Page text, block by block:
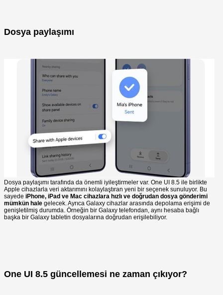
Dosya paylaşımı
Dosya paylaşımı tarafında da önemli iyileştirmeler var. One UI 8.5 ile birlikte
Apple cihazlarla veri aktarımını kolaylaştıran yeni bir seçenek sunuluyor. Bu
sayede iPhone, iPad ve Mac cihazlara hızlı ve doğrudan dosya gönderimi
mümkün hale gelecek. Ayrıca Galaxy cihazlar arasında depolama erişimi de
genişletilmiş durumda. Örneğin bir Galaxy telefondan, aynı hesaba bağlı
başka bir Galaxy tabletin dosyalarına doğrudan erişilebiliyor.
One UI 8.5 güncellemesi ne zaman çıkıyor?